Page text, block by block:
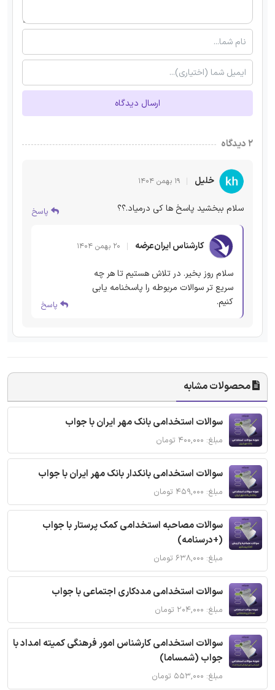
ارسال دیدگاه
۲ دیدگاه
خلیل ۱۹ بهمن ۱۴۰۴
سلام ببخشید پاسخ ها کی درمیاد.؟؟ پاسخ
کارشناس ایران‌عرضه ۲۰ بهمن ۱۴۰۴
سلام روز بخیر. در تلاش هستیم تا هر چه
سریع تر سوالات مربوطه را پاسخنامه یابی
کنیم.
پاسخ
محصولات مشابه
سوالات استخدامی بانک مهر ایران با جواب
مبلغ: ۴۰۰,۰۰۰ تومان
سوالات استخدامی بانکدار بانک مهر ایران با جواب
مبلغ: ۴۵۹,۰۰۰ تومان
سوالات مصاحبه استخدامی کمک پرستار با جواب
(+درسنامه)
مبلغ: ۶۳۸,۰۰۰ تومان
سوالات استخدامی مددکاری اجتماعی با جواب
مبلغ: ۲۰۴,۰۰۰ تومان
سوالات استخدامی کارشناس امور فرهنگی کمیته امداد با
جواب (شمساما)
مبلغ: ۵۵۳,۰۰۰ تومان